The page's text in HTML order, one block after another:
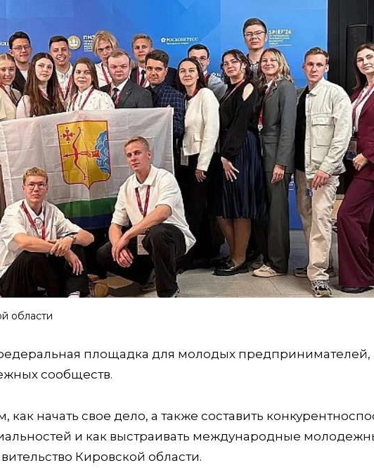
области
площадка для молодых предпринимателей,
сообществ.
начать свое дело, а также составить
и как выстраивать международные
Кировской области.